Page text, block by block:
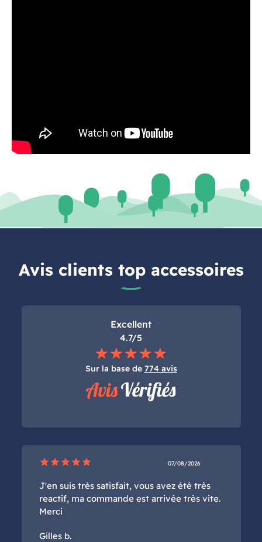
Avis clients top accessoires
Excellent
4.7/5
Sur la base de 774 avis
star star star star star 07/08/2026
J'en suis très satisfait, vous avez été très
reactif, ma commande est arrivée très vite.
Merci
Gilles b.